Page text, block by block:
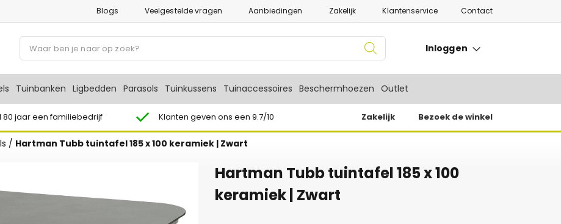
Blogs Veelgestelde vragen Aanbiedingen Zakelijk Klantenservice Contact
r
o
d
u
c
t
e
Inloggen
Tuinbanken Ligbedden Parasols Tuinkussens Tuinaccessoires Beschermhoezen Outlet
80 jaar een familiebedrijf Klanten geven ons een 9.7/10 Zakelijk Bezoek de winkel
/ Hartman Tubb tuintafel 185 x 100 keramiek | Zwart
Hartman Tubb tuintafel 185 x 100
keramiek | Zwart